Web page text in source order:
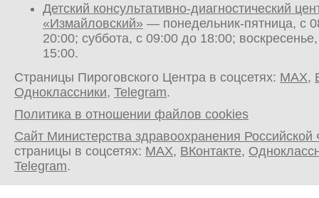
Детский консультативно-диагностический
«Измайловский» — понедельник-пятница, с
20:00; суббота, с 09:00 до 18:00;
15:00.
Страницы Пироговского Центра в соцсетях: MAX,
Одноклассники, Telegram.
Политика в отношении файлов cookies
Сайт Министерства здравоохранения
страницы в соцсетях: MAX, ВКонтакте,
Telegram.